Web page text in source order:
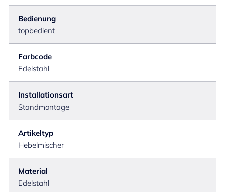
Bedienung
topbedient
Farbcode
Edelstahl
Installationsart
Standmontage
Artikeltyp
Hebelmischer
Material
Edelstahl